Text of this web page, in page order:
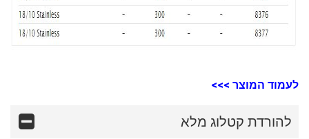
לעמוד המוצר >>>
להורדת קטלוג מלא